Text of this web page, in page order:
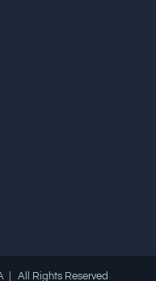
| All Rights Reserved